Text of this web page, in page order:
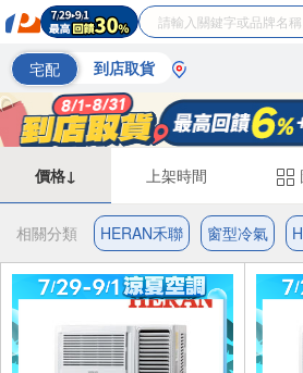
宅配 到店取貨
價格↓ 上架時間
相關分類 HERAN禾聯 窗型冷氣